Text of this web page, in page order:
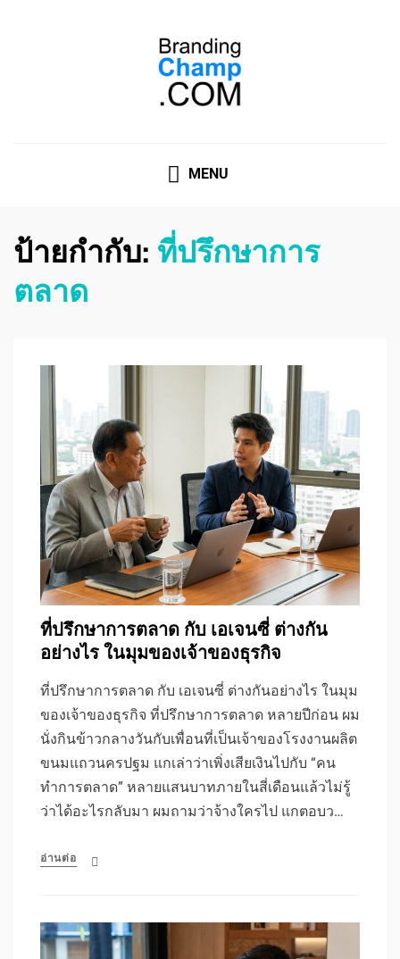
MENU
ป้ายกำกับ: ที่ปรึกษาการ
ตลาด
ที่ปรึกษาการตลาด กับ เอเจนซี่ ต่างกัน
อย่างไร ในมุมของเจ้าของธุรกิจ
ที่ปรึกษาการตลาด กับ เอเจนซี่ ต่างกันอย่างไร ในมุม
ของเจ้าของธุรกิจ ที่ปรึกษาการตลาด หลายปีก่อน ผม
นั่งกินข้าวกลางวันกับเพื่อนที่เป็นเจ้าของโรงงานผลิต
ขนมแถวนครปฐม แกเล่าว่าเพิ่งเสียเงินไปกับ “คน
ทำการตลาด” หลายแสนบาทภายในสี่เดือนแล้วไม่รู้
ว่าได้อะไรกลับมา ผมถามว่าจ้างใครไป แกตอบว…
อ่านต่อ